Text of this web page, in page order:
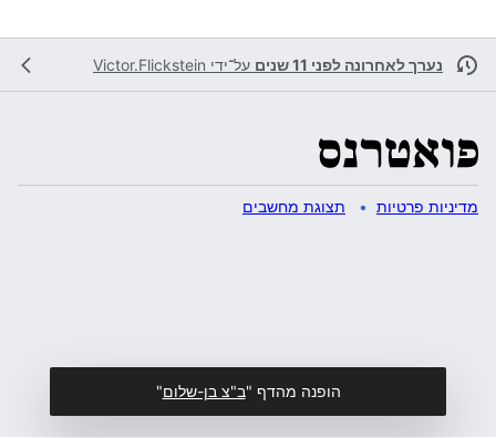
נערך לאחרונה לפני 11 שנים על־ידי Victor.Flickstein
מדיניות פרטיות תצוגת מחשבים
הופנה מהדף "ב"צ בן-שלום"